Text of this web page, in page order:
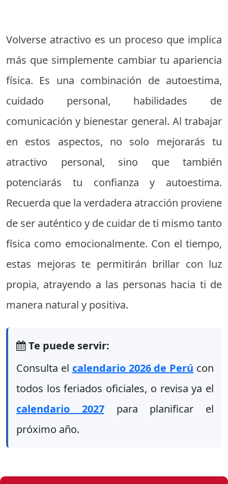
Volverse atractivo es un proceso que implica
más que simplemente cambiar tu apariencia
física. Es una combinación de autoestima,
cuidado personal, habilidades de
comunicación y bienestar general. Al trabajar
en estos aspectos, no solo mejorarás tu
atractivo personal, sino que también
potenciarás tu confianza y autoestima.
Recuerda que la verdadera atracción proviene
de ser auténtico y de cuidar de ti mismo tanto
física como emocionalmente. Con el tiempo,
estas mejoras te permitirán brillar con luz
propia, atrayendo a las personas hacia ti de
manera natural y positiva.
Te puede servir:
Consulta el calendario 2026 de Perú con
todos los feriados oficiales, o revisa ya el
calendario 2027para planificar el
próximo año.